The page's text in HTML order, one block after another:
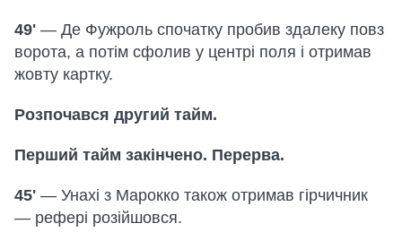
49' — Де Фужроль спочатку пробив здалеку повз
ворота, а потім сфолив у центрі поля і отримав
жовту картку.
Розпочався другий тайм.
Перший тайм закінчено. Перерва.
45' — Унахі з Марокко також отримав гірчичник
— рефері розійшовся.